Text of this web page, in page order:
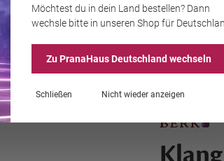
Sale
Möchtest du in dein Land bestellen? Dann
wechsle bitte in unseren Shop für
Zu PranaHausDeutschland wechseln
Schließen Nicht wieder anzeigen